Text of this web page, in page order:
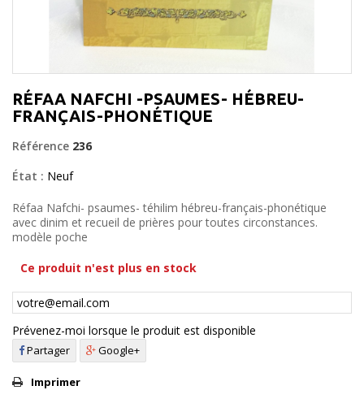
RÉFAA NAFCHI -PSAUMES- HÉBREU-
FRANÇAIS-PHONÉTIQUE
Référence 236
État : Neuf
Réfaa Nafchi- psaumes- téhilim hébreu-français-phonétique
avec dinim et recueil de prières pour toutes circonstances.
modèle poche
Ce produit n'est plus en stock
Prévenez-moi lorsque le produit est disponible
Partager Google+
Imprimer